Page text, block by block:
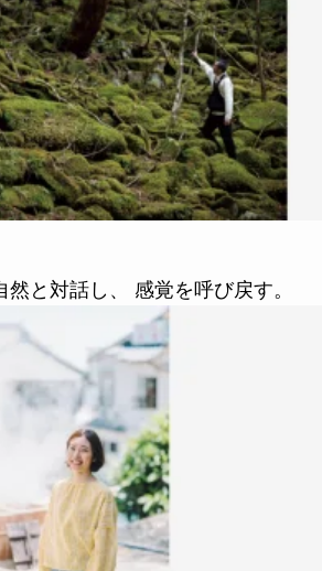
然と対話し、 感覚を呼び戻す。